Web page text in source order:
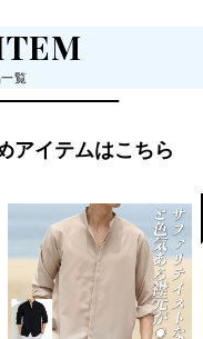
覧
アイテムはこちら